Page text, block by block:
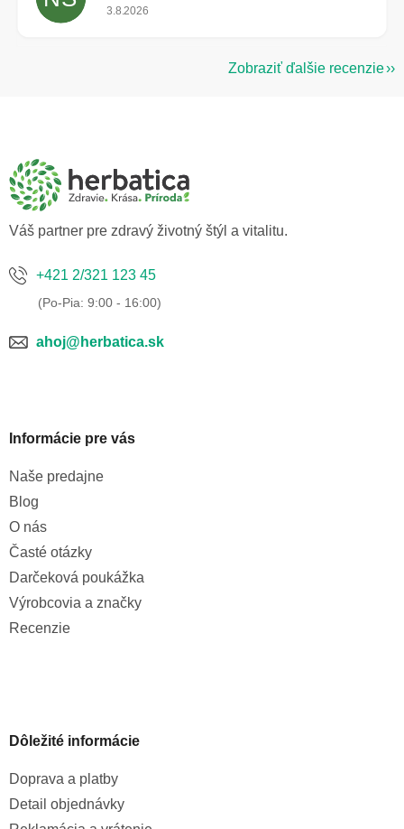
Hodnotenie obchodu je 5 z 5 hviezdičiek.
3.8.2026
Zobraziť ďalšie recenzie
Váš partner pre zdravý životný štýl a vitalitu.
+421 2/321 123 45
ahoj@herbatica.sk
Informácie pre vás
Naše predajne
Blog
O nás
Časté otázky
Darčeková poukážka
Výrobcovia a značky
Recenzie
Dôležité informácie
Doprava a platby
Detail objednávky